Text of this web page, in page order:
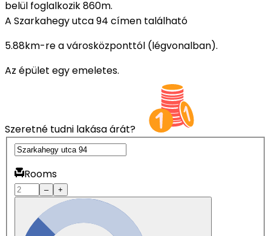
belül foglalkozik 860m.
A Szarkahegy utca 94 címen található
5.88km-re a városközponttól (légvonalban).
Az épület egy emeletes.
Szeretné tudni lakása árát?
Rooms
– +